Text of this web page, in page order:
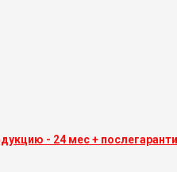
- 24 мес +